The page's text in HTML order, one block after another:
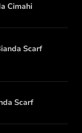
Cimahi
Scarf
Scarf